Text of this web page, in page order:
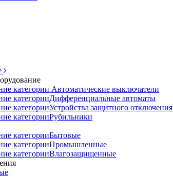
Автоматические выключатели
Дифференциальные автоматы
Устройства защитного отключения
Рубильники
Бытовые
Промышленные
Влагозащищенные